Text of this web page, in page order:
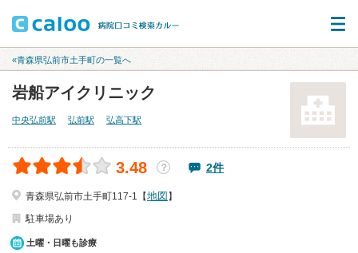
«青森県弘前市土手町の一覧へ
岩船アイクリニック
中央弘前駅 弘前駅 弘高下駅
3.48 ？ 2件
青森県弘前市土手町117-1【地図 】
駐車場あり
土曜・日曜も診療